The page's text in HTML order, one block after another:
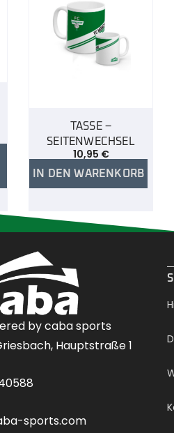
TASSE –
SEITENWECHSEL
10,95 €
IN DEN WARENKORB
by caba sports
Hauptstraße 1
sports.com